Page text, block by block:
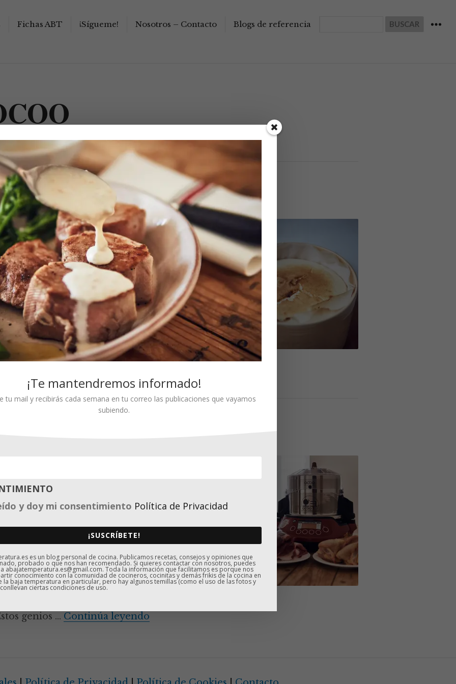
Fichas ABT ¡Sígueme! Nosotros – Contacto Blogs de referencia
bamboleante
de una curiosa máquina koreana
ahora mismo es un aparato para
recetas occidentales publicadas,
deja entrever la Ocoo son enormes.
nuestro granito de arena para
De todas …Continúa leyendoPastel de queso japonés bamboleante con la Ocoo (o sin)
¿Es una olla a
máquina de baja
¡es la Ocoo!
acostumbrarnos a oír palabras como
el último gadget para la cocina: la
vez de ella en la presentación que
Castro (chefs de Disfrutar,
de Barcelona) en la pasada
genios … Continúa leyendo
¡Te mantendremos informado!
tu mail y recibirás cada semana en tu correo las publicaciones que vayamos
subiendo.
y doy mi consentimiento Política de Privacidad
¡SUSCRÍBETE!
es un blog personal de cocina. Publicamos recetas, consejos y opiniones que
probado o que nos han recomendado. Si quieres contactar con nosotros, puedes
abajatemperatura.es@gmail.com. Toda la información que facilitamos es porque nos
conocimiento con la comunidad de cocineros, cocinitas y demás frikis de la cocina en
la baja temperatura en particular, pero hay algunos temillas (como el uso de las fotos y
ciertas condiciones de uso.